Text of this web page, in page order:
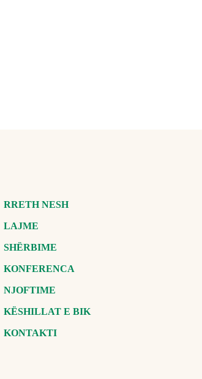
RRETH NESH
LAJME
SHËRBIME
KONFERENCA
NJOFTIME
KËSHILLAT E BIK
KONTAKTI